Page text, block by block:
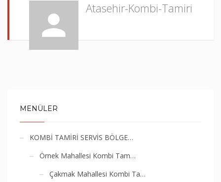
Atasehir-Kombi-Tamiri
MENÜLER
KOMBİ TAMİRİ SERVİS BÖLGE…
Örnek Mahallesi Kombi Tam…
Çakmak Mahallesi Kombi Ta…